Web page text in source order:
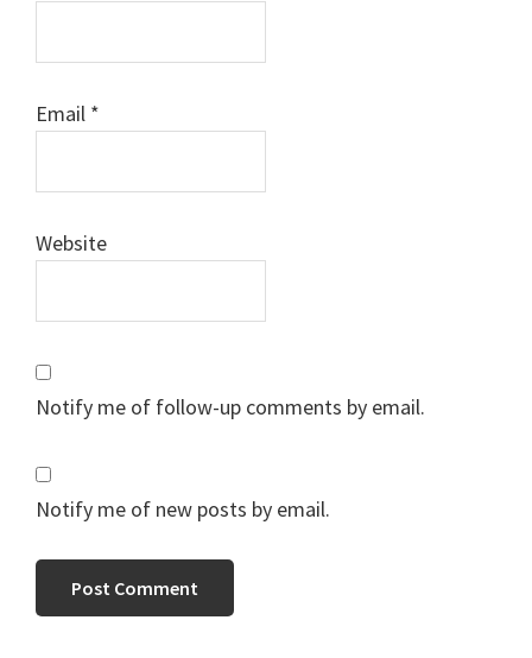
Email *
Website
Notify me of follow-up comments by email.
Notify me of new posts by email.